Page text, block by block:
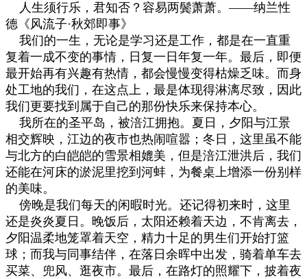
人生须行乐，君知否？容易两鬓萧萧。——纳兰性
德《风流子·秋郊即事》
我们的一生，无论是学习还是工作，都是在一直重
复着一成不变的事情，日复一日年复一年。最后，即便
最开始再有兴趣有热情，都会慢慢变得枯燥乏味。而身
处工地的我们，在这点上，最是体现得淋漓尽致，因此
我们更要找到属于自己的那份快乐来保持本心。
我所在的圣平岛，被涪江拥抱。夏日，夕阳与江景
相交辉映，江边的夜市也热闹喧嚣；冬日，这里虽不能
与北方的白皑皑的雪景相媲美，但是涪江泄洪后，我们
还能在河床的淤泥里挖到河蚌，为餐桌上增添一份别样
的美味。
傍晚是我们每天的闲暇时光。还记得初来时，这里
还是炎炎夏日。晚饭后，太阳还赖着天边，不肯离去，
夕阳温柔地笼罩着天空，精力十足的男生们开始打篮
球；而我与同事结伴，在落日余晖中出发，骑着单车去
买菜、兜风、逛夜市。最后，在路灯的照耀下，披着夜